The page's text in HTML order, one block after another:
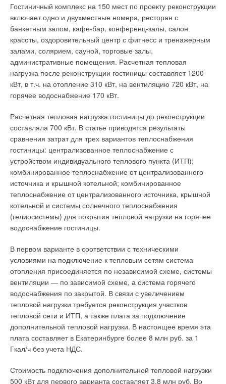
Гостиничный комплекс на 150 мест по проекту реконструкции
включает одно и двухместные номера, ресторан с
банкетным залом, кафе-бар, конференц-залы, салон
красоты, оздоровительный центр с фитнесс и тренажерным
залами, солярием, сауной, торговые залы,
административные помещения. Расчетная тепловая
нагрузка после реконструкции гостиницы составляет 1200
кВт, в т.ч. на отопление 310 кВт, на вентиляцию 720 кВт, на
горячее водоснабжение 170 кВт.
Расчетная тепловая нагрузка гостиницы до реконструкции
составляла 700 кВт. В статье приводятся результаты
сравнения затрат для трех вариантов теплоснабжения
гостиницы: централизованное теплоснабжение с
устройством индивидуального теплового пункта (ИТП);
комбинированное теплоснабжение от централизованного
источника и крышной котельной; комбинированное
теплоснабжение от централизованного источника, крышной
котельной и системы солнечного теплоснабжения
(гелиосистемы) для покрытия тепловой нагрузки на горячее
водоснабжение гостиницы.
В первом варианте в соответствии с техническими
условиями на подключение к тепловым сетям система
отопления присоединяется по независимой схеме, системы
вентиляции — по зависимой схеме, а система горячего
водоснабжения по закрытой. В связи с увеличением
тепловой нагрузки требуется реконструкция участков
тепловой сети и ИТП, а также плата за подключение
дополнительной тепловой нагрузки. В настоящее время эта
плата составляет в Екатеринбурге более 8 млн руб. за 1
Гкал/ч без учета НДС.
Стоимость подключения дополнительной тепловой нагрузки
500 кВт для первого варианта составляет 3,8 млн руб. Во
кондиционируемом помещении (посредством циркуляции
холодной или горячей воды через вентиляторные доводчики
— фанкойлы, систему «холодных потолков», теплых полов,
конвекторов и т.п.).
Кроме того, система может подготавливать горячую воду для
санитарно-гигиенических нужд. Подобные воздушные
тепловые насосы (далее — ВТН) получили широкое
распространение в Европе (они используются там главным
водоснабжения) благодаря своей универсальности,
относительной простоте и дешевизне монтажа и высокой
энергоэффективности.
Последнее играет большую роль, поскольку цены на
энергоносители и электроэнергию в европейских странах
достаточно высоки, а ВТН на один киловатт затрачиваемой
электроэнергии позволяют получать до четырех киловатт
тепла. Основная область применения ВТН — небольшие
жилые здания типа коттеджей, что легко объяснимо, ведь
крупные объекты в нашей стране чаще всего имеют
котельные.
Подключение же индивидуального дома к централизованной
системе, например, газоснабжения для питания газового
котла — дорогостоящая и сложная процедура, затраты в
этом случае не сравнимы с затратами на покупку и установку
ВТН. Однако, распространение таких систем в России
сдерживает ряд факторов, главный из которых —
ограниченный диапазон температур наружного воздуха.
ВТН показывают при температурах, близких к 0 °C, при
традиционными способами — путем установки
механической приточно-вытяжной вентиляции с устройством
подвесных потолков для прокладки воздуховодов,
пробиванием стен и перекрытий — наталкиваются на
крайнее нежелание владельцев офисов разрушать только
что сделанный ремонт.
В такой ситуации требуются компромиссные, щадящие
технологические решения обустройства вентиляции с
предложить производители современной вентиляционной
техники?
Мировая тенденция
Устройство вентиляции в такой ситуации резко упрощается,
если заменить механический приток естественным, а
вытяжку оставить механической. Необходимо отметить, что
механический приток воздуха при всей своей
предсказуемости и гарантированности далеко не идеален и
интерес специалистов к естественному притоку растет. В
зданий и сооружений» приводятся результаты исследования,
проведенного агентством Richard Ellis.
Исследования были направлены на выяснение отношения к
вентиляции непосредственных пользователей. Были
опрошены сотрудники 480 компаний. Почти 89 %
респондентов подтвердили, что предпочитают естественную
вентиляцию традиционным системам кондиционирования
воздуха. Конечно, если под естественным притоком
подразумевается открытие створок герметичного окна, то
уязвимой: появляются сквозняки, в помещение проникает
уличный шум.